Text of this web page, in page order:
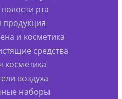
рта
продукция
и косметика
средства
косметика
воздуха
наборы